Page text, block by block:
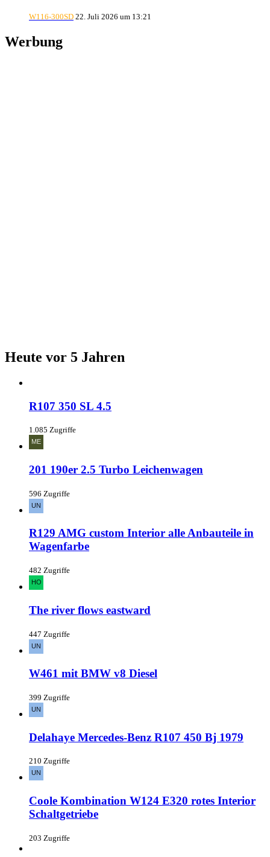
W116-300SD 22. Juli 2026 um 13:21
Werbung
Heute vor 5 Jahren
R107 350 SL 4.5
1.085 Zugriffe
201 190er 2.5 Turbo Leichenwagen
596 Zugriffe
R129 AMG custom Interior alle Anbauteile in
Wagenfarbe
482 Zugriffe
The river flows eastward
447 Zugriffe
W461 mit BMW v8 Diesel
399 Zugriffe
Delahaye Mercedes-Benz R107 450 Bj 1979
210 Zugriffe
Coole Kombination W124 E320 rotes Interior
Schaltgetriebe
203 Zugriffe